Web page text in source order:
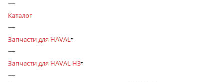
—
Каталог
—
Запчасти для HAVAL
—
Запчасти для HAVAL H3
—